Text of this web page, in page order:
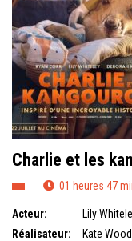
Charlie et les
01 heures 47
Acteur: Lily
Réalisateur:
Kate